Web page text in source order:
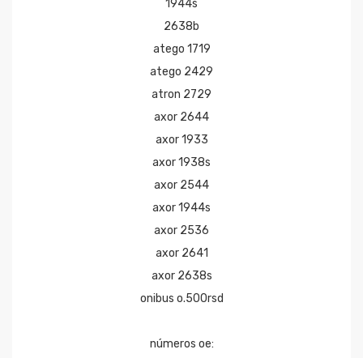
1944s
2638b
atego 1719
atego 2429
atron 2729
axor 2644
axor 1933
axor 1938s
axor 2544
axor 1944s
axor 2536
axor 2641
axor 2638s
onibus o.500rsd
números oe: